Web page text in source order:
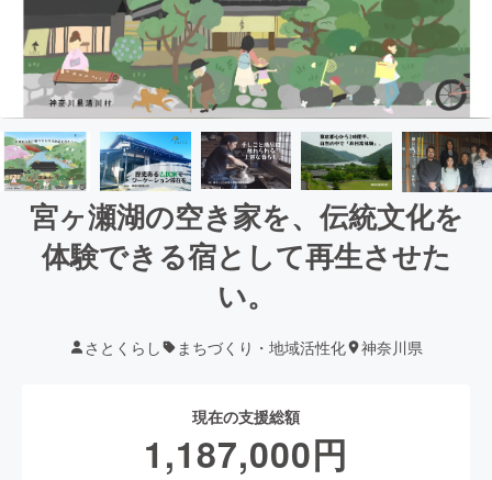
宮ヶ瀬湖の空き家を、伝統文化を
体験できる宿として再生させた
い。
さとくらし まちづくり・地域活性化 神奈川県
現在の支援総額
1,187,000円